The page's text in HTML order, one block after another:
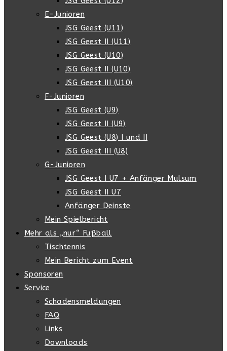
E-Junioren
JSG Geest (U11)
JSG Geest II (U11)
JSG Geest (U10)
JSG Geest II (U10)
JSG Geest III (U10)
F-Junioren
JSG Geest (U9)
JSG Geest II (U9)
JSG Geest (U8) I und II
JSG Geest III (U8)
G-Junioren
JSG Geest I U7 + Anfänger Mulsum
JSG Geest II U7
Anfänger Deinste
Mein Spielbericht
Mehr als „nur“ Fußball
Tischtennis
Mein Bericht zum Event
Sponsoren
Service
Schadensmeldungen
FAQ
Links
Downloads